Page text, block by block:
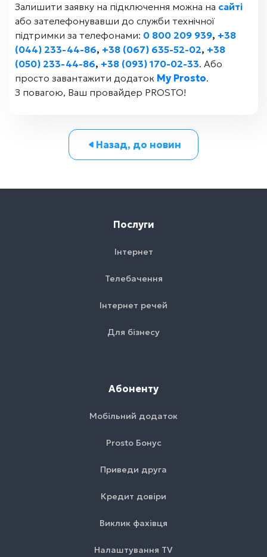
Залишити заявку на підключення можна на сайті
або зателефонувавши до служби технічної
підтримки за телефонами: 0 800 209 939, +38
(044) 233-44-86, +38 (067) 635-52-02, +38
(050) 233-44-86, +38 (093) 170-02-33. Або
просто завантажити додаток My Prosto.
З повагою, Ваш провайдер PROSTO!
Назад, до новин
Послуги
Інтернет
Телебачення
Інтернет речей
Для бізнесу
Абоненту
Мобільний додаток
Prosto Бонус
Приведи друга
Кредит довіри
Виклик фахівця
Налаштування TV